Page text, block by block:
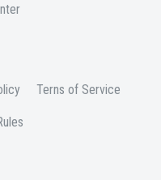
Terns of Service